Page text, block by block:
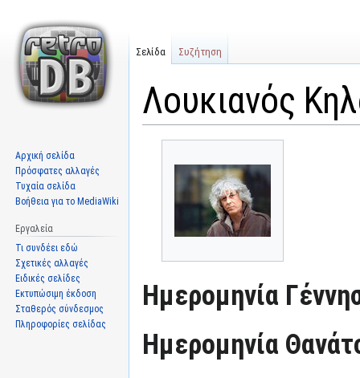
Λουκιανός
Ημερομηνία
Ημερομηνία
Σελίδα Συζήτηση
Αρχική σελίδα
Πρόσφατες αλλαγές
Τυχαία σελίδα
Βοήθεια για το MediaWiki
Εργαλεία
Τι συνδέει εδώ
Σχετικές αλλαγές
Ειδικές σελίδες
Εκτυπώσιμη έκδοση
Σταθερός σύνδεσμος
Πληροφορίες σελίδας